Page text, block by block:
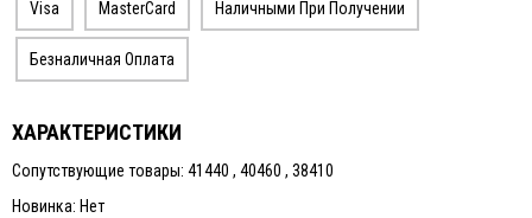
Visa MasterCard Наличными При Получении
Безналичная Оплата
ХАРАКТЕРИСТИКИ
Сопутствующие товары: 41440 , 40460 , 38410
Новинка: Нет